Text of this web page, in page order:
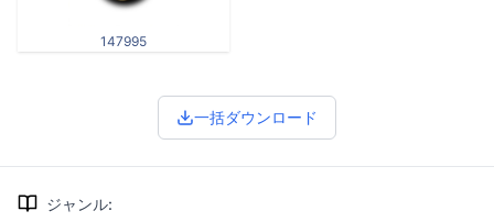
147995
一括ダウンロード
ジャンル: